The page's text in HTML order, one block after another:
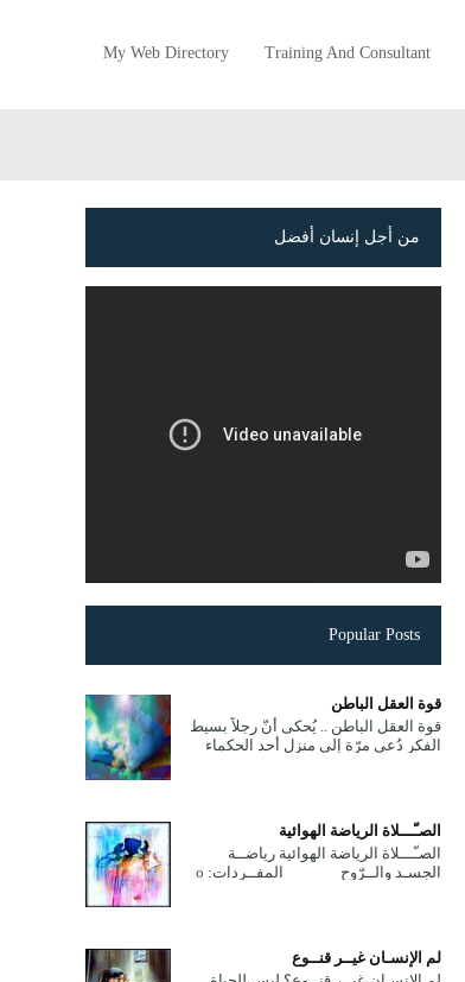
Training And Consultant
My Web Directory
من أجل إنسان أفضل
Popular Posts
قوة العقل الباطن
قوة العقل الباطن .. يُحكى أنّ رجلاً بسيط
الفكر دُعي مرّة إلى منزل أحد الحكماء
الصـّـــلاة الرياضة الهوائية
الصـّـــلاة الرياضة الهوائية رياضــة
الجسـد والــرّوح المفــردات: ο
لم الإنسـان غيــر قنــوع